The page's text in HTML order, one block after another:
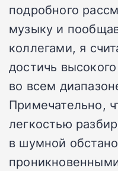
подробного
музыку и
коллегами, я
достичь
во всем
Примечательно,
легкостью
в шумной